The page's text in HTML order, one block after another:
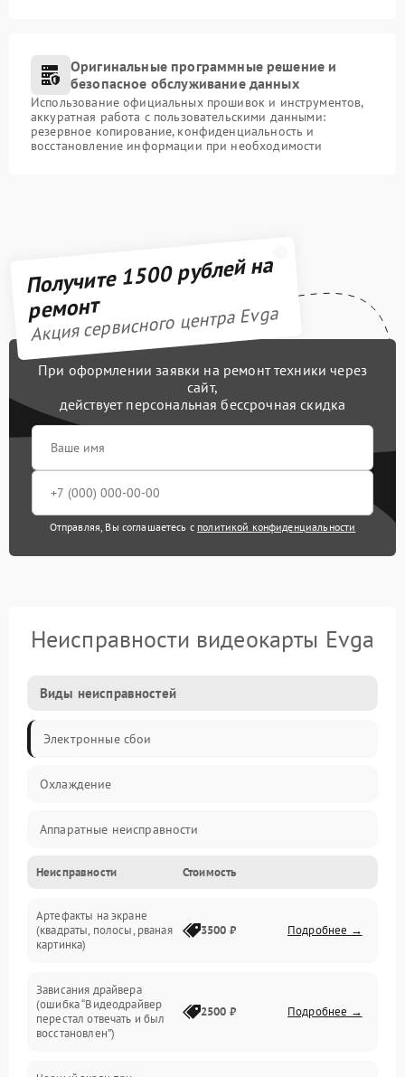
Оригинальные программные решение и
безопасное обслуживание данных
Использование официальных прошивок и инструментов,
аккуратная работа с пользовательскими данными:
резервное копирование, конфиденциальность и
восстановление информации при необходимости
Получите 1500 рублей на
ремонт
Акция сервисного центра Evga
При оформлении заявки на ремонт техники через
сайт,
действует персональная бессрочная скидка
Отправляя, Вы соглашаетесь с политикой конфиденциальности
Неисправности видеокарты Evga
Виды неисправностей
Электронные сбои
Охлаждение
Аппаратные неисправности
Перегрев и термопроблемы
Видео
Интерфейсные и коммуникационные проблемы
Неисправности Стоимость
Артефакты на экране
(квадраты, полосы, рваная
картинка)
3500 ₽ Подробнее →
Зависания драйвера
(ошибка “Видеодрайвер
перестал отвечать и был
восстановлен”)
2500 ₽ Подробнее →